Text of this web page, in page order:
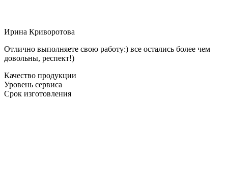
Ирина Криворотова
Отлично выполняете свою работу:) все остались более чем
довольны, респект!)
Качество продукции
Уровень сервиса
Срок изготовления